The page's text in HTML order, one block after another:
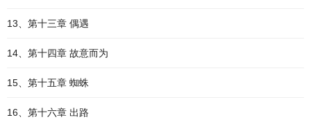
13、第十三章 偶遇
14、第十四章 故意而为
15、第十五章 蜘蛛
16、第十六章 出路